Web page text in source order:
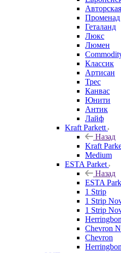
Авторская
Променад
Геталанд
Люкс
Люмен
Классик
Артисан
Трес
Канвас
Юнити
Антик
Лайф
Kraft Parkett
Назад
Kraft
Medium
ESTA Parket
Назад
ESTA
1 Strip
1 Strip
1 Strip
Chevron
Chevron